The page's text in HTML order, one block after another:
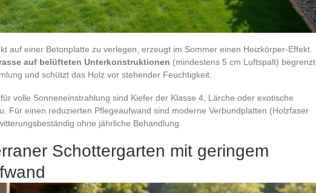
auf einer Betonplatte zu verlegen, erzeugt im Sommer einen Heizkörper-Effekt.
auf belüfteten Unterkonstruktionen (mindestens 5 cm Luftspalt) begrenzt
und schützt das Holz vor stehender Feuchtigkeit.
volle Sonneneinstrahlung sind Kiefer der Klasse 4, Lärche oder exotische
Für einen reduzierten Pflegeaufwand sind moderne Verbundplatten (Holzfaser
ohne jährliche Behandlung.
Schottergarten mit geringem